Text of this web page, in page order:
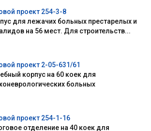
проект 254-3-8
для лежачих больных престарелых и
на 56 мест. Для строительств...
проект 2-05-631/61
корпус на 60 коек для
больных
проект 254-1-16
отделение на 40 коек для